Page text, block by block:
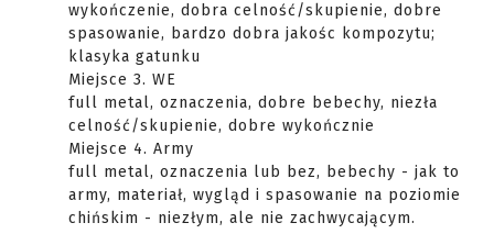
wykończenie, dobra celność/skupienie, dobre
spasowanie, bardzo dobra jakośc kompozytu;
klasyka gatunku
Miejsce 3. WE
full metal, oznaczenia, dobre bebechy, niezła
celność/skupienie, dobre wykończnie
Miejsce 4. Army
full metal, oznaczenia lub bez, bebechy - jak to
army, materiał, wygląd i spasowanie na poziomie
chińskim - niezłym, ale nie zachwycającym.